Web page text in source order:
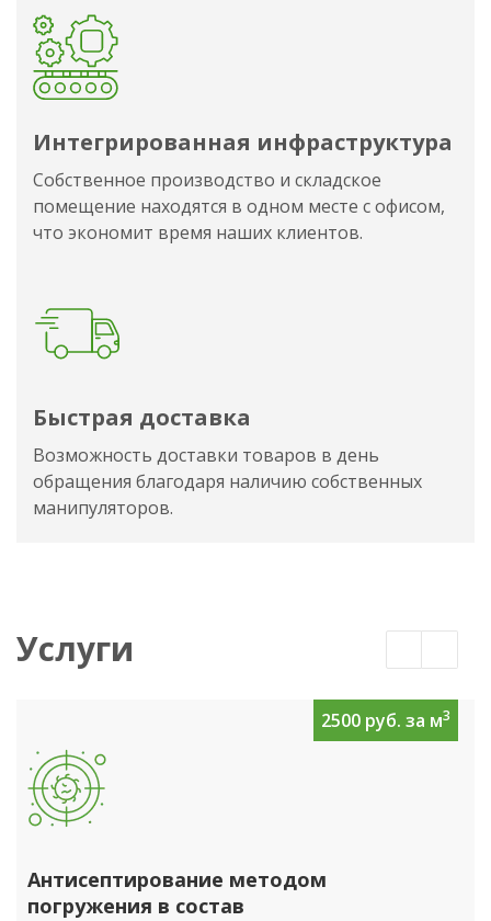
Интегрированная инфраструктура
Собственное производство и складское
помещение находятся в одном месте с офисом,
что экономит время наших клиентов.
Быстрая доставка
Возможность доставки товаров в день
обращения благодаря наличию собственных
манипуляторов.
Услуги
2500 руб. за м3
Антисептирование методом
погружения в состав